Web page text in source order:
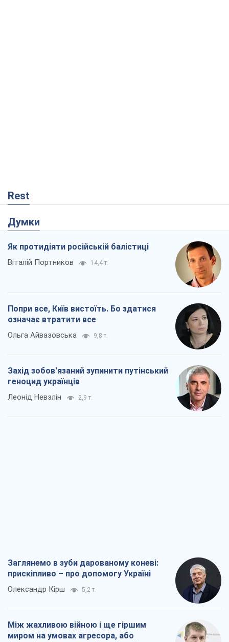
Rest
Думки
Як протидіяти російській балістиці
Віталій Портников 14,4 т.
Попри все, Київ вистоїть. Бо здатися
означає втратити все
Ольга Айвазовська 9,8 т.
Захід зобов'язаний зупинити путінський
геноцид українців
Леонід Невзлін 2,9 т.
Заглянемо в зуби дарованому коневі:
прискіпливо – про допомогу Україні
Олександр Кірш 5,2 т.
Між жахливою війною і ще гіршим
миром на умовах агресора, або